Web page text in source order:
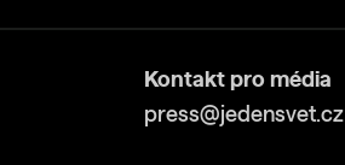
Kontakt pro média
press@jedensvet.cz